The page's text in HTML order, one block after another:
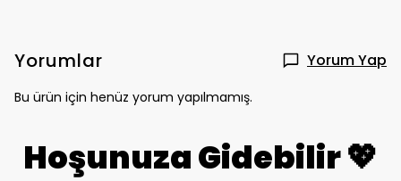
Yorumlar Yorum Yap
Bu ürün için henüz yorum yapılmamış.
Hoşunuza Gidebilir 💖